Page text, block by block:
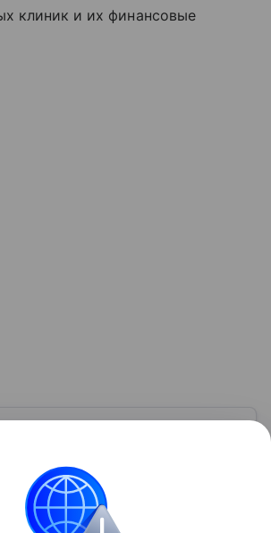
клиник и их финансовые
расскажем о том, что такое
можно заработать.